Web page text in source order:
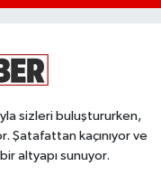
sizleri buluştururken,
Şatafattan kaçınıyor ve
altyapı sunuyor.